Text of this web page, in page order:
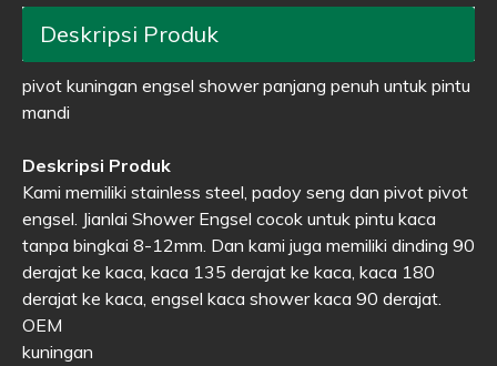
Deskripsi Produk
pivot kuningan engsel shower panjang penuh untuk pintu
mandi
Deskripsi Produk
Kami memiliki stainless steel, padoy seng dan pivot pivot
engsel. Jianlai Shower Engsel cocok untuk pintu kaca
tanpa bingkai 8-12mm. Dan kami juga memiliki dinding 90
derajat ke kaca, kaca 135 derajat ke kaca, kaca 180
derajat ke kaca, engsel kaca shower kaca 90 derajat.
OEM
kuningan